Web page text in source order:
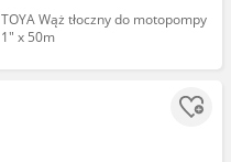
TOYA Wąż tłoczny do motopompy
1" x 50m